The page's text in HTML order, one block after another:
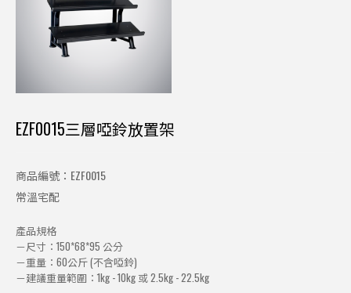
EZF0015三層啞鈴放置架
商品編號：EZF0015
常溫宅配
產品規格
－尺寸：150*68*95 公分
－重量：60公斤 (不含啞鈴)
－建議重量範圍：1kg - 10kg 或 2.5kg - 22.5kg